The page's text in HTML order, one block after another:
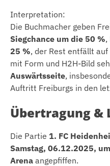
Interpretation:
Die Buchmacher geben
Siegchance um die 50 %,
25 %, der Rest entfällt
mit Form und H2H-Bild
Auswärtsseite,
Auftritt Freiburgs in den
Übertragung &
Die Partie 1. FC
Samstag, 06.12.2025,
Arena angepfiffen.